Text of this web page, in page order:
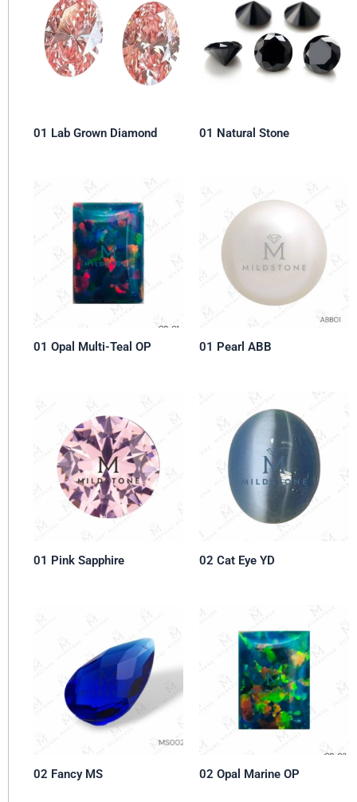
01 Lab Grown Diamond 01 Natural Stone
01 Opal Multi-Teal OP 01 Pearl ABB
01 Pink Sapphire 02 Cat Eye YD
02 Fancy MS 02 Opal Marine OP